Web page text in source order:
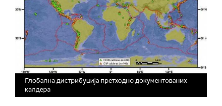
Глобална дистрибуција претходно документованих
калдера